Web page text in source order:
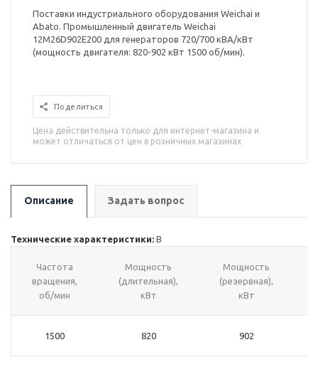
Поставки индустриального оборудования Weichai и
Abato. Промышленный двигатель Weichai
12M26D902E200 для генераторов 720/700 кВА/кВт
(мощность двигателя: 820-902 кВт 1500 об/мин).
Поделиться
Цена действительна только для интернет-магазина и
может отличаться от цен в розничных магазинах
Описание Задать вопрос
Технические характеристики: В
Частота
вращения,
об/мин
Мощность
(длительная),
кВт
Мощность
(резервная),
кВт
1500 820 902